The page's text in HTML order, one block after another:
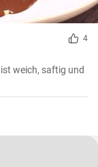
4
weich, saftig und